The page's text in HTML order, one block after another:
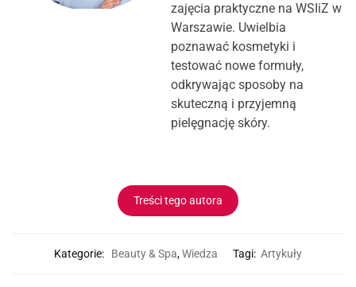
zajęcia praktyczne na WSIiZ w
Warszawie. Uwielbia
poznawać kosmetyki i
testować nowe formuły,
odkrywając sposoby na
skuteczną i przyjemną
pielęgnację skóry.
Treści tego autora
Kategorie: Beauty & Spa,Wiedza Tagi: Artykuły